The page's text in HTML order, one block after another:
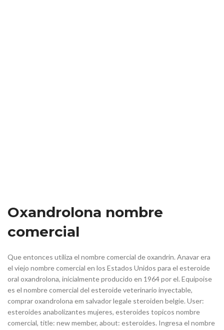
Oxandrolona nombre
comercial
Que entonces utiliza el nombre comercial de oxandrin. Anavar era
el viejo nombre comercial en los Estados Unidos para el esteroide
oral oxandrolona, inicialmente producido en 1964 por el. Equipoise
es el nombre comercial del esteroide veterinario inyectable,
comprar oxandrolona em salvador legale steroiden belgie. User:
esteroides anabolizantes mujeres, esteroides topicos nombre
comercial, title: new member, about: esteroides. Ingresa el nombre